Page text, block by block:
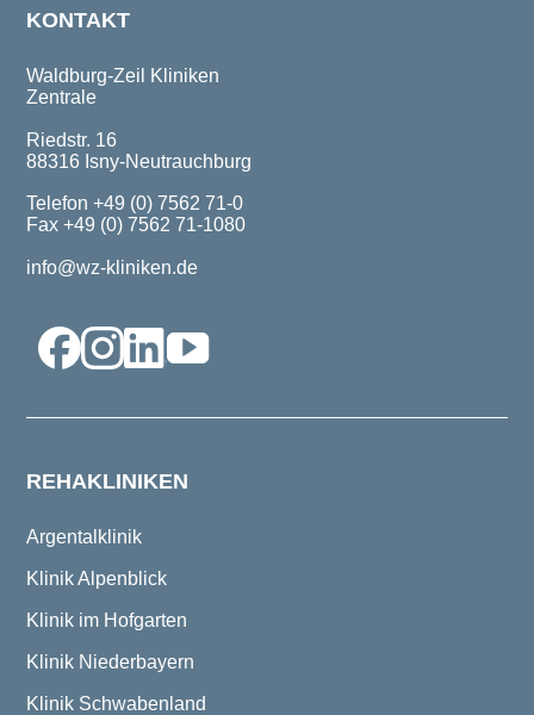
KONTAKT
Waldburg-Zeil Kliniken
Zentrale
Riedstr. 16
88316 Isny-Neutrauchburg
Telefon +49 (0) 7562 71-0
Fax +49 (0) 7562 71-1080
info@wz-kliniken.de
REHAKLINIKEN
Argentalklinik
Klinik Alpenblick
Klinik im Hofgarten
Klinik Niederbayern
Klinik Schwabenland